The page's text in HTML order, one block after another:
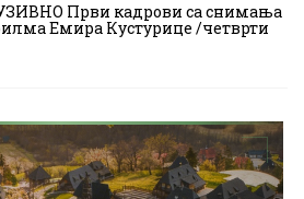
Први кадрови са снимања
Емира Кустурице /четврти